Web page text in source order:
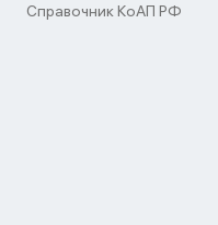
Справочник КоАП РФ